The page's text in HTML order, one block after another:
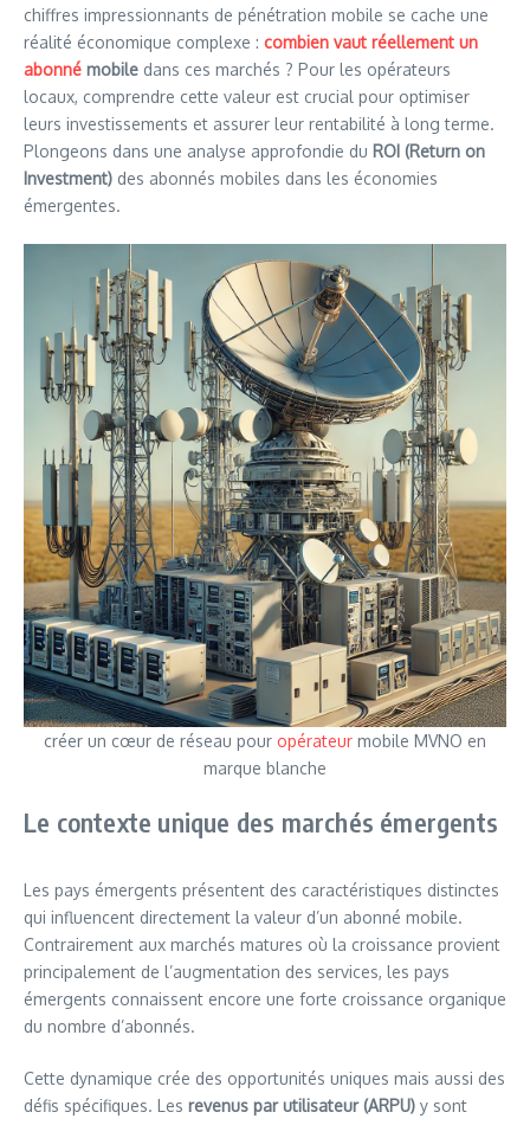
chiffres impressionnants de pénétration mobile se cache une
réalité économique complexe : combien vaut réellement un
abonné mobile dans ces marchés ? Pour les opérateurs
locaux, comprendre cette valeur est crucial pour optimiser
leurs investissements et assurer leur rentabilité à long terme.
Plongeons dans une analyse approfondie du ROI (Return on
Investment) des abonnés mobiles dans les économies
émergentes.
créer un cœur de réseau pour opérateur mobile MVNO en
marque blanche
Le contexte unique des marchés émergents
Les pays émergents présentent des caractéristiques distinctes
qui influencent directement la valeur d’un abonné mobile.
Contrairement aux marchés matures où la croissance provient
principalement de l’augmentation des services, les pays
émergents connaissent encore une forte croissance organique
du nombre d’abonnés.
Cette dynamique crée des opportunités uniques mais aussi des
défis spécifiques. Les revenus par utilisateur (ARPU) y sont